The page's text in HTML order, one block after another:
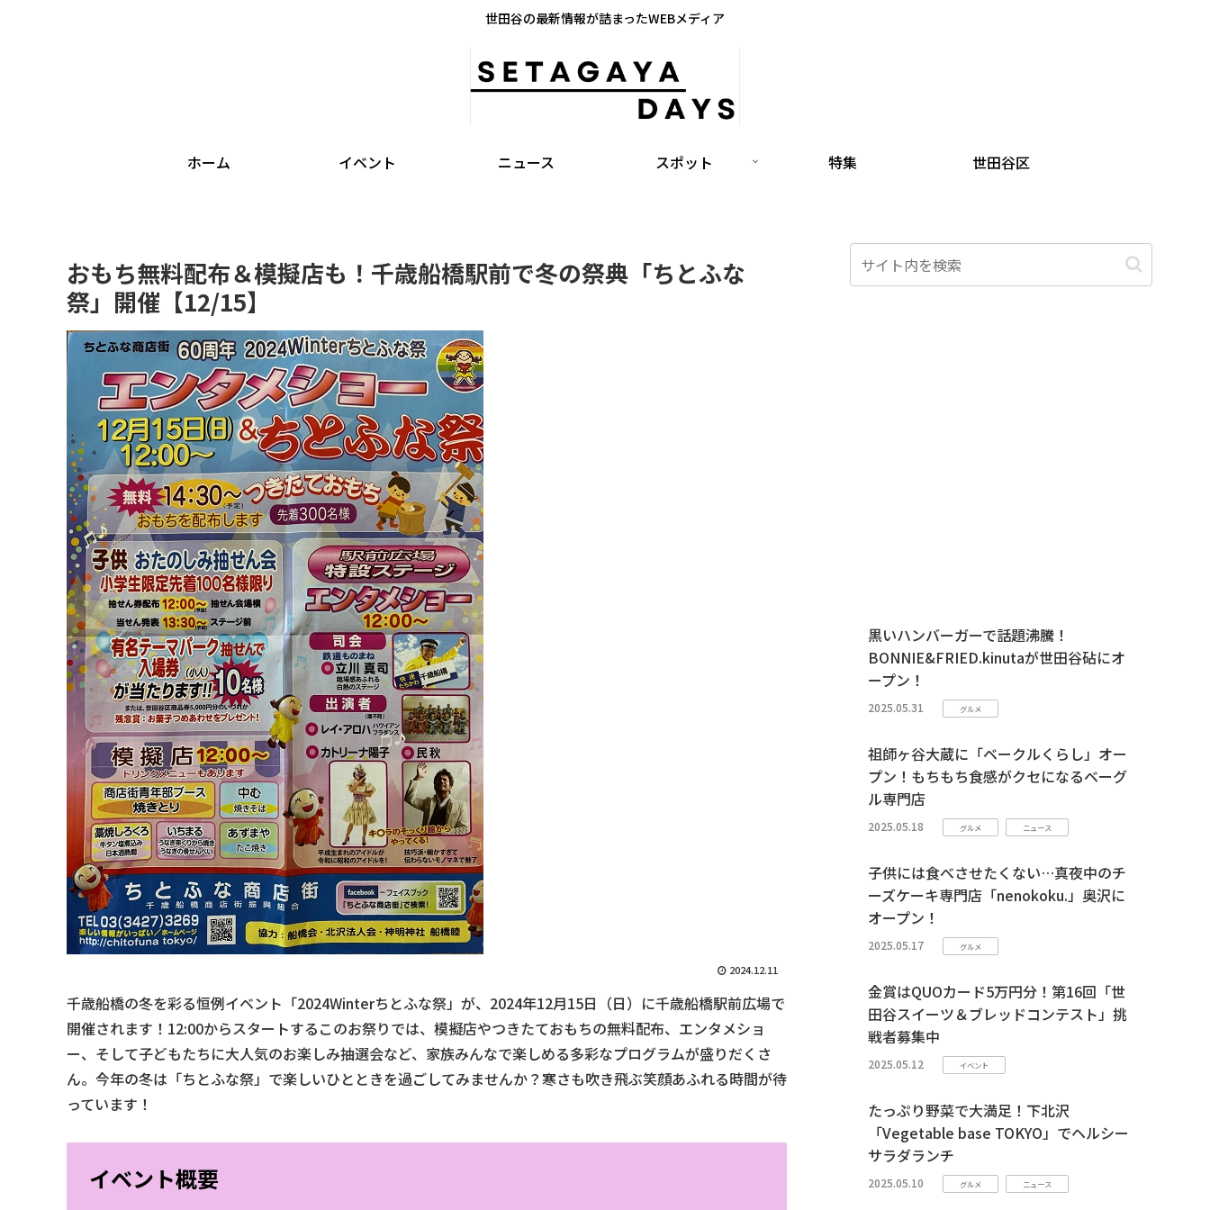
世田谷の最新情報が詰まったWEBメディア
ホーム イベント ニュース スポット 特集 世田谷区
おもち無料配布＆模擬店も！千歳船橋駅前で冬の祭典「ちとふな
祭」開催【12/15】
2024.12.11
千歳船橋の冬を彩る恒例イベント「2024Winterちとふな祭」が、2024年12月15日（日）に千歳船橋駅前広場で
開催されます！12:00からスタートするこのお祭りでは、模擬店やつきたておもちの無料配布、エンタメショ
ー、そして子どもたちに大人気のお楽しみ抽選会など、家族みんなで楽しめる多彩なプログラムが盛りだくさ
ん。今年の冬は「ちとふな祭」で楽しいひとときを過ごしてみませんか？寒さも吹き飛ぶ笑顔あふれる時間が待
っています！
イベント概要
黒いハンバーガーで話題沸騰！
BONNIE&FRIED.kinutaが世田谷砧にオ
ープン！
2025.05.31 グルメ
祖師ヶ谷大蔵に「ベークルくらし」オー
プン！もちもち食感がクセになるベーグ
ル専門店
2025.05.18 グルメ ニュース
子供には食べさせたくない…真夜中のチ
ーズケーキ専門店「nenokoku.」奥沢に
オープン！
2025.05.17 グルメ
金賞はQUOカード5万円分！第16回「世
田谷スイーツ＆ブレッドコンテスト」挑
戦者募集中
2025.05.12 イベント
たっぷり野菜で大満足！下北沢
「Vegetable base TOKYO」でヘルシー
サラダランチ
2025.05.10 グルメ ニュース